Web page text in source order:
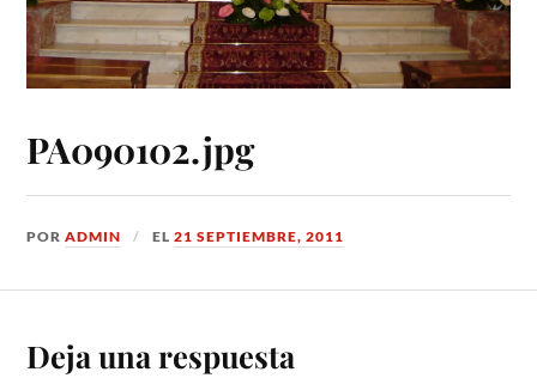
PA090102.jpg
PORADMIN EL21 SEPTIEMBRE, 2011
Deja una respuesta